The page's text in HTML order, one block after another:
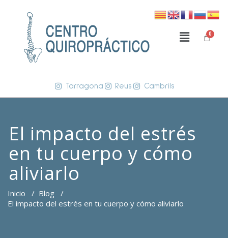
Tarragona Reus Cambrils
El impacto del estrés
en tu cuerpo y cómo
aliviarlo
Inicio / Blog /
El impacto del estrés en tu cuerpo y cómo aliviarlo